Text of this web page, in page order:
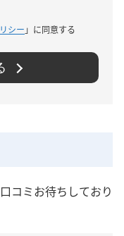
シー 」に同意する
コミお待ちしており